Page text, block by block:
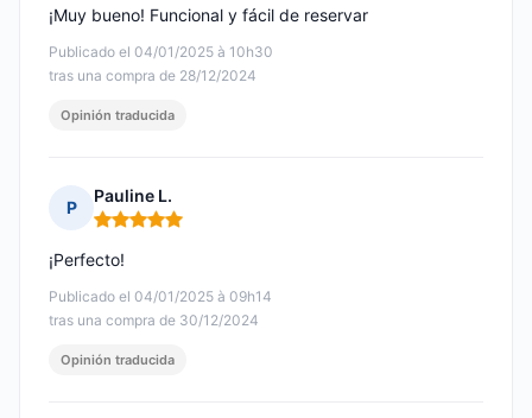
Publicado el 04/01/2025 à 10h30
tras una compra de 28/12/2024
¡Muy bueno! Funcional y fácil de reservar
Opinión traducida
P
Pauline L.
Nota: 5 de 5
Publicado el 04/01/2025 à 09h14
tras una compra de 30/12/2024
¡Perfecto!
Opinión traducida